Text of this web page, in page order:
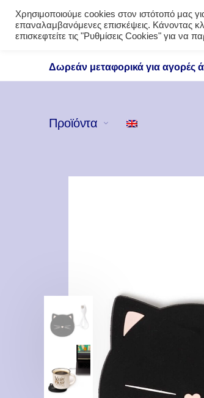
Δωρεάν μεταφορικά για αγορές
Προϊόντα
Χρησιμοποιούμε cookies στον ιστότοπό μας
επαναλαμβανόμενες επισκέψεις. Κάνοντας
επισκεφτείτε τις "Ρυθμίσεις Cookies" για να